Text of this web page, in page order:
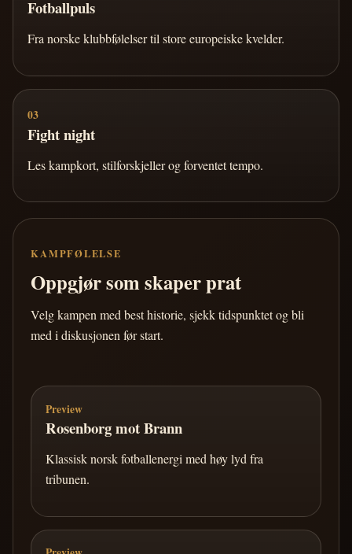
Fotballpuls
Fra norske klubbfølelser til store europeiske kvelder.
03
Fight night
Les kampkort, stilforskjeller og forventet tempo.
KAMPFØLELSE
Oppgjør som skaper prat
Velg kampen med best historie, sjekk tidspunktet og bli
med i diskusjonen før start.
Preview
Rosenborg mot Brann
Klassisk norsk fotballenergi med høy lyd fra
tribunen.